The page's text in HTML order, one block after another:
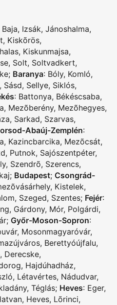
Baja, Izsák, Jánoshalma,
, Kiskõrös,
, Kiskunmajsa,
, Solt, Soltvadkert,
; Baranya: Bóly, Komló,
, Sásd, Sellye, Siklós,
: Battonya, Békéscsaba,
, Mezõberény, Mezõhegyes,
, Sarkad, Szarvas,
Abaúj-Zemplén:
, Kazincbarcika, Mezõcsát,
, Putnok, Sajószentpéter,
, Szendrõ, Szerencs,
; Budapest; Csongrád-
, Kistelek,
, Szeged, Szentes; Fejér:
, Gárdony, Mór, Polgárdi,
; Győr-Moson-Sopron:
, Mosonmagyaróvár,
, Berettyóújfalu,
, Derecske,
, Hajdúhadház,
, Létavértes, Nádudvar,
, Téglás; Heves: Eger,
, Heves, Lõrinci,